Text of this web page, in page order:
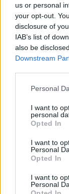
us or personal
your opt-out.
disclosure of
IAB’s list of
also be
Downstream
Personal
I want to
personal
Opted In
I want to
Personal
Opted In
I want to
Personal